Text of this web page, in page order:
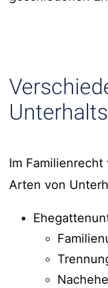
Im
Arten von